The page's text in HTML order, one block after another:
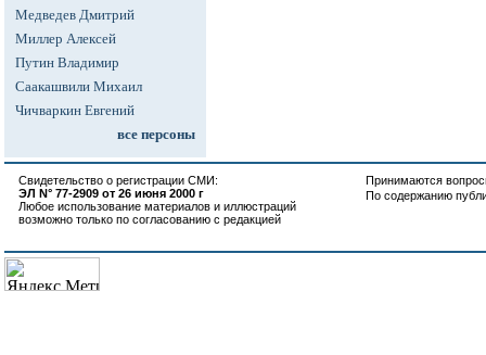
Медведев Дмитрий
Миллер Алексей
Путин Владимир
Саакашвили Михаил
Чичваркин Евгений
все персоны
Свидетельство о регистрации СМИ:
ЭЛ N° 77-2909 от 26 июня 2000 г
Любое использование материалов и иллюстраций
возможно только по согласованию с редакцией
Принимаются
По содержанию